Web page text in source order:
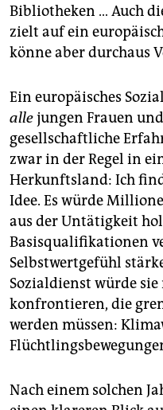
Bibliotheken … Auch
zielt auf ein
könne aber durchaus
Ein europäisches
allejungen Frauen
gesellschaftliche
zwar in der Regel in
Herkunftsland: Ich
Idee. Es würde
aus der Untätigkeit
Basisqualifikationen
Selbstwertgefühl
Sozialdienst würde
konfrontieren, die
werden müssen:
Nach einem solchen